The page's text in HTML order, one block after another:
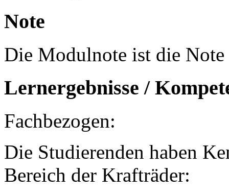
Note
Die Modulnote ist die Note
Lernergebnisse /
Fachbezogen:
Die Studierenden haben
Bereich der Krafträder: